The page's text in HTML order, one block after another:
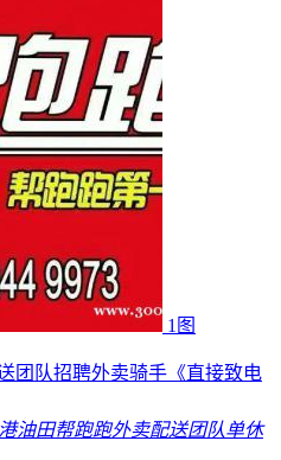
1图
团队招聘外卖骑手《直接致电
油田帮跑跑外卖配送团队单休